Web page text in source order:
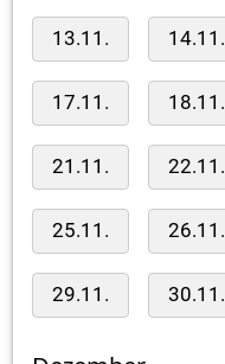
13.11. 14.11.
17.11. 18.11.
21.11. 22.11.
25.11. 26.11.
29.11. 30.11.